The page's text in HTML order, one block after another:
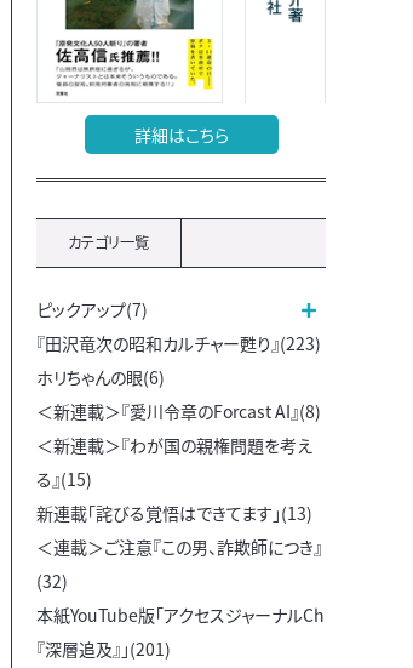
詳細はこちら
カテゴリ一覧
ピックアップ(7)
『田沢竜次の昭和カルチャー甦り』(223)
ホリちゃんの眼(6)
＜新連載＞『愛川令章のForcast AI』(8)
＜新連載＞『わが国の親権問題を考え
る』(15)
新連載「詫びる覚悟はできてます」(13)
＜連載＞ご注意『この男、詐欺師につき』
(32)
本紙YouTube版「アクセスジャーナルCh
『深層追及』」(201)